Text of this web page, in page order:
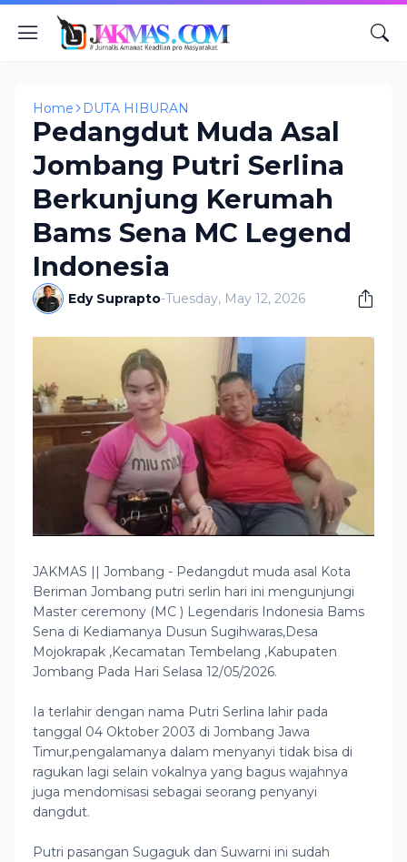
Home DUTA HIBURAN
Pedangdut Muda Asal
Jombang Putri Serlina
Berkunjung Kerumah
Bams Sena MC Legend
Indonesia
Edy Suprapto-Tuesday, May 12, 2026
JAKMAS || Jombang - Pedangdut muda asal Kota
Beriman Jombang putri serlin hari ini mengunjungi
Master ceremony (MC ) Legendaris Indonesia Bams
Sena di Kediamanya Dusun Sugihwaras,Desa
Mojokrapak ,Kecamatan Tembelang ,Kabupaten
Jombang Pada Hari Selasa 12/05/2026.
Ia terlahir dengan nama Putri Serlina lahir pada
tanggal 04 Oktober 2003 di Jombang Jawa
Timur,pengalamanya dalam menyanyi tidak bisa di
ragukan lagi selain vokalnya yang bagus wajahnya
juga mendomisasi sebagai seorang penyanyi
dangdut.
Putri pasangan Sugaguk dan Suwarni ini sudah